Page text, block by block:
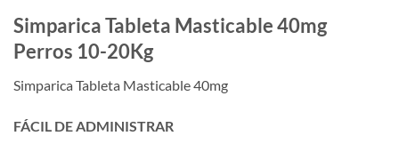
Simparica Tableta Masticable 40mg
Perros 10-20Kg
Simparica Tableta Masticable 40mg
FÁCIL DE ADMINISTRAR